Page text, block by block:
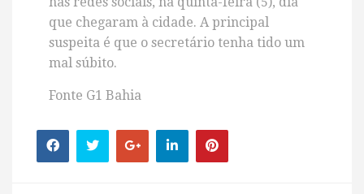
que chegaram à cidade. A principal
suspeita é que o secretário tenha tido um
mal súbito.
Fonte G1 Bahia